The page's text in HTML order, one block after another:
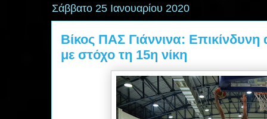
Σάββατο 25 Ιανουαρίου 2020
Βίκος ΠΑΣ Γιάννινα:
με στόχο τη 15η νίκη